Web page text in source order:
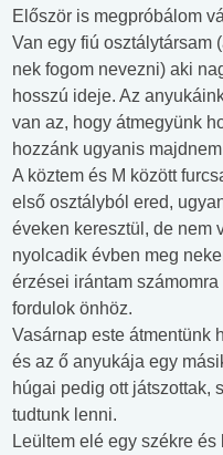
Először is megpróbálom
Van egy fiú osztálytársam
nek fogom nevezni) aki
hosszú ideje. Az
van az, hogy átmegyünk
hozzánk ugyanis
A köztem és M között
első osztályból ered,
éveken keresztül, de nem
nyolcadik évben meg
érzései irántam
fordulok önhöz.
Vasárnap este átmentünk
és az ő anyukája egy
húgai pedig ott játszottak,
tudtunk lenni.
Leültem elé egy székre